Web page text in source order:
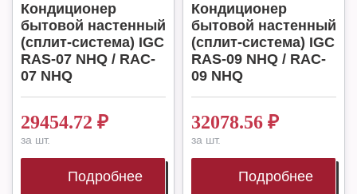
Кондиционер
бытовой настенный
(сплит-система) IGC
RAS-07 NHQ / RAC-
07 NHQ
29454.72 ₽
за шт.
Подробнее
Кондиционер
бытовой настенный
(сплит-система) IGC
RAS-09 NHQ / RAC-
09 NHQ
32078.56 ₽
за шт.
Подробнее